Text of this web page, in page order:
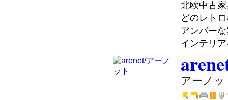
北欧中古
どのレト
アンバー
インテリ
アーノッ